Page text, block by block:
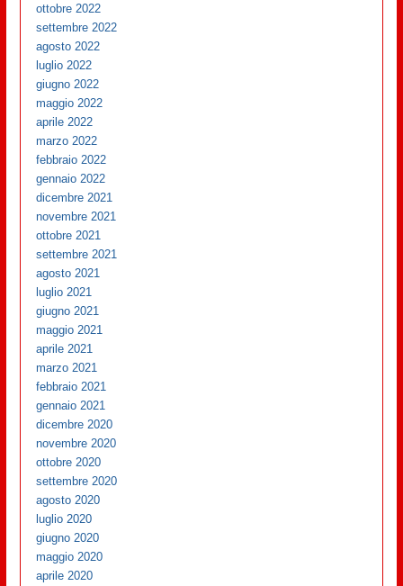
ottobre 2022
settembre 2022
agosto 2022
luglio 2022
giugno 2022
maggio 2022
aprile 2022
marzo 2022
febbraio 2022
gennaio 2022
dicembre 2021
novembre 2021
ottobre 2021
settembre 2021
agosto 2021
luglio 2021
giugno 2021
maggio 2021
aprile 2021
marzo 2021
febbraio 2021
gennaio 2021
dicembre 2020
novembre 2020
ottobre 2020
settembre 2020
agosto 2020
luglio 2020
giugno 2020
maggio 2020
aprile 2020